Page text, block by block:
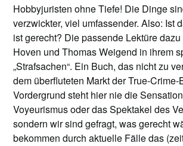
Hobbyjuristen ohne Tiefe! Die Dinge
verzwickter, viel umfassender. Also: Ist
ist gerecht? Die passende Lektüre
Hoven und Thomas Weigend in ihrem
„Strafsachen“. Ein Buch, das nicht zu
dem überfluteten Markt der True-Crime-
Vordergrund steht hier nie die
Voyeurismus oder das Spektakel des
sondern wir sind gefragt, was gerecht
bekommen durch aktuelle Fälle das